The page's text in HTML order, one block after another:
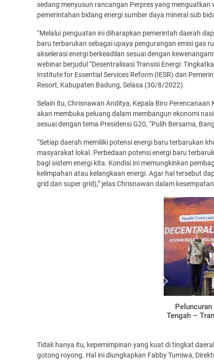
sedang menyusun rancangan Perpres yang
pemerintahan bidang energi sumber daya mineral sub
“Melalui penguatan ini diharapkan pemerintah daerah
baru terbarukan sebagai upaya pengurangan emisi gas
akselerasi energi berkeadilan sesuai dengan
webinar berjudul “Desentralisasi Transisi Energi:
Institute for Essential Services Reform (IESR) dan
Resort, Kabupaten Badung, Selasa (30/8/2022).
Selain itu, Chrisnawan Anditya, Kepala Biro
akan membuka peluang dalam membangun ekonomi
sesuai dengan tema Presidensi G20, “Pulih Bersama,
“Setiap daerah memiliki potensi energi baru terbarukan
masyarakat lokal. Perbedaan potensi energi baru
bagi sistem energi kita. Kondisi ini memungkinkan
kelimpahan atau kelangkaan energi. Agar hal tersebut
grid dan super grid),” jelas Chrisnawan dalam
Tengah –
Tidak hanya itu, kepemimpinan yang kuat di tingkat
gotong royong. Hal ini diungkapkan Fabby Tumiwa,